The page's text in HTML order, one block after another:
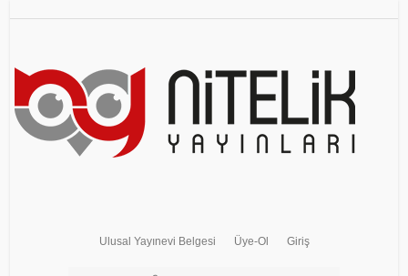
Ulusal Yayınevi Belgesi Üye-Ol Giriş